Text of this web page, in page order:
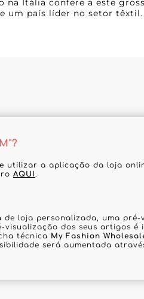
na Itália confere a este
um país líder no setor têxtil.
utilizar a aplicação da loja
AQUI.
loja personalizada, uma
visualização dos seus artigos
técnica My Fashion
será aumentada